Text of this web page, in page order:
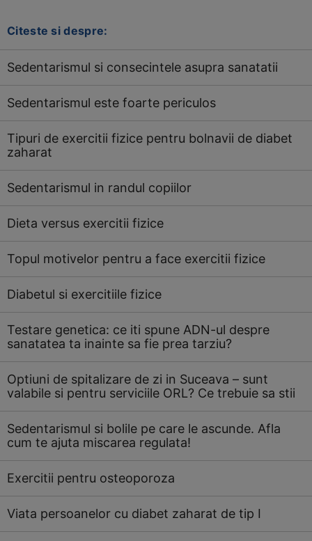
Citeste si despre:
Sedentarismul si consecintele asupra sanatatii
Sedentarismul este foarte periculos
Tipuri de exercitii fizice pentru bolnavii de diabet
zaharat
Sedentarismul in randul copiilor
Dieta versus exercitii fizice
Topul motivelor pentru a face exercitii fizice
Diabetul si exercitiile fizice
Testare genetica: ce iti spune ADN-ul despre
sanatatea ta inainte sa fie prea tarziu?
Optiuni de spitalizare de zi in Suceava – sunt
valabile si pentru serviciile ORL? Ce trebuie sa stii
Sedentarismul si bolile pe care le ascunde. Afla
cum te ajuta miscarea regulata!
Exercitii pentru osteoporoza
Viata persoanelor cu diabet zaharat de tip I